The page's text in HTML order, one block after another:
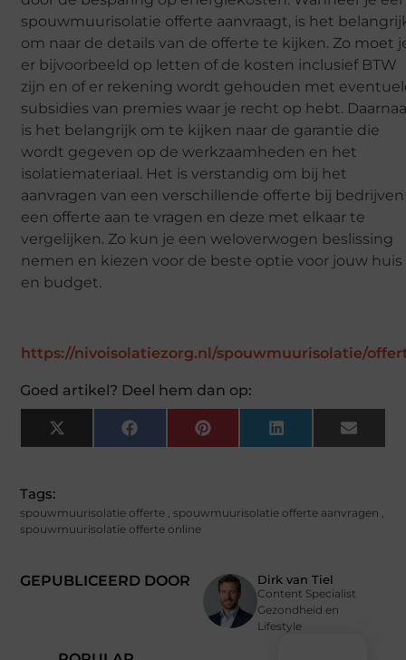
spouwmuurisolatie offerte aanvraagt, is het
om naar de details van de offerte te kijken. Zo moet
er bijvoorbeeld op letten of de kosten inclusief BTW
zijn en of er rekening wordt gehouden met
subsidies van premies waar je recht op hebt.
is het belangrijk om te kijken naar de garantie die
wordt gegeven op de werkzaamheden en het
isolatiemateriaal. Het is verstandig om bij het
aanvragen van een verschillende offerte bij bedrijven
een offerte aan te vragen en deze met elkaar te
vergelijken. Zo kun je een weloverwogen beslissing
nemen en kiezen voor de beste optie voor jouw huis
en budget.
https://nivoisolatiezorg.nl/spouwmuurisolatie/
Goed artikel? Deel hem dan op:
X
(Twitter)
Facebook Pinterest LinkedIn Email
GEPUBLICEERD DOOR Dirk van Tiel
Content Specialist
Gezondheid en
Lifestyle
Tags:
spouwmuurisolatie offerte , spouwmuurisolatie offerte aanvragen ,
spouwmuurisolatie offerte online